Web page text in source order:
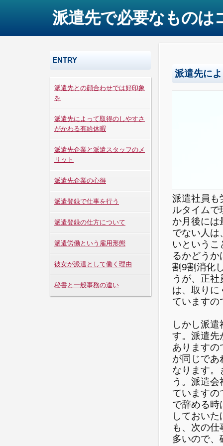
派遣先で必要なものは
ENTRY
派遣先との顔合わせでは好印象
を
派遣先によって取得のしやすさ
がかわる有給休暇
派遣先企業と派遣スタッフのメ
リット
派遣先企業の心得
派遣登録で仕事を行う
派遣登録の仕方について
派遣労働という雇用形態
彼女が派遣として働く理由
秘書と一般事務の違い
派遣先に
派遣社員も
ルタイム
か月後には
でない人は
いというこ
るかどう
割9割消化
うが、正
は、取りに
ていますの
しかし派
す。派遣先
ありますの
が同じであ
なります。
う。派遣
ていますの
で辞める時
しておい
も、次の
多いので、